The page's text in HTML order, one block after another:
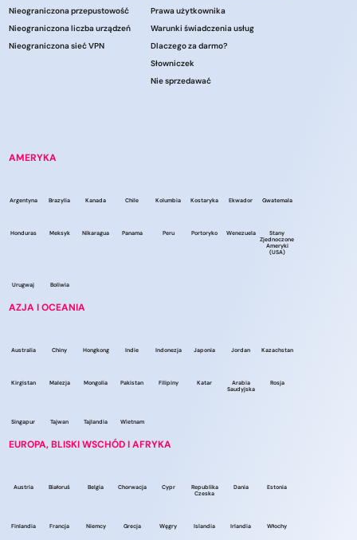
Nieograniczona przepustowość
Nieograniczona liczba urządzeń
Nieograniczona sieć VPN
Prawa użytkownika
Warunki świadczenia usług
Dlaczego za darmo?
Słowniczek
Nie sprzedawać
AMERYKA
Argentyna Brazylia Kanada Chile Kolumbia Kostaryka Ekwador Gwatemala
Honduras Meksyk Nikaragua Panama Peru Portoryko Wenezuela
Stany
Zjednoczone
Ameryki
(USA)
Urugwaj Boliwia
AZJA I OCEANIA
Australia Chiny Hongkong Indie Indonezja Japonia Jordan Kazachstan
Kirgistan Malezja Mongolia Pakistan Filipiny Katar
Arabia
Saudyjska
Rosja
Singapur Tajwan Tajlandia Wietnam
EUROPA, BLISKI WSCHÓD I AFRYKA
Austria Białoruś Belgia Chorwacja Cypr
Republika
Czeska
Dania Estonia
Finlandia Francja Niemcy Grecja Węgry Islandia Irlandia Włochy